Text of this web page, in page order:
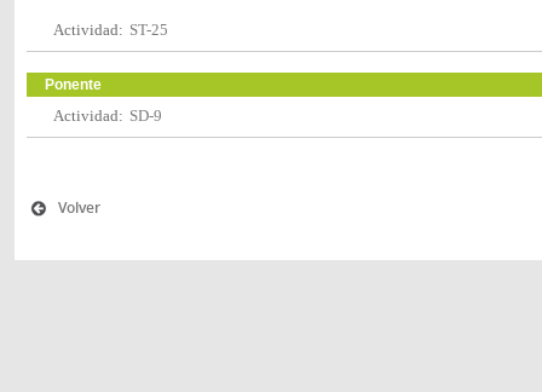
Actividad: ST-25
Ponente
Actividad: SD-9
Volver